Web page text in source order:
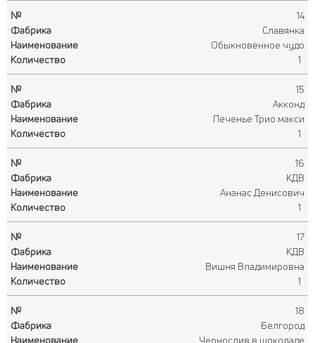
14
Славянка
Обыкновенное чудо
1
15
Акконд
Печенье Трио макси
1
16
КДВ
Ананас Денисович
1
17
КДВ
Вишня Владимировна
1
18
Белгород
Чернослив в шоколаде